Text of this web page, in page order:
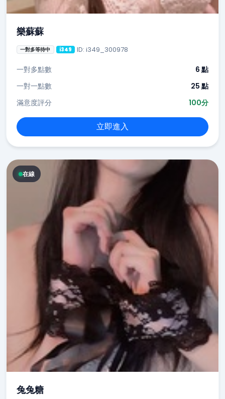
樂蘇蘇
一對多等待中 i349 ID: i349_300978
一對多點數
6 點
一對一點數
25 點
滿意度評分
100分
立即進入
在線
兔兔糖